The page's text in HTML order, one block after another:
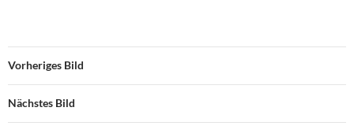
Vorheriges Bild
Nächstes Bild